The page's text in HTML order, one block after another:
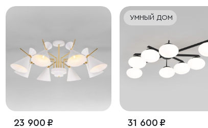
23 900 ₽
УМНЫЙ ДОМ
31 600 ₽